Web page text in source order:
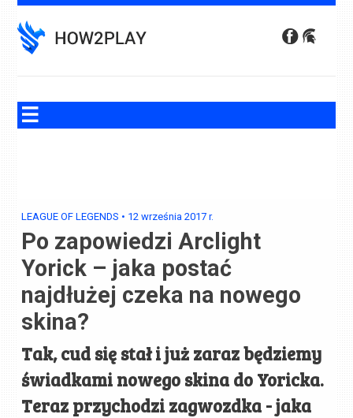
to
content
LEAGUE OF LEGENDS • 12 września 2017 r.
Po zapowiedzi Arclight
Yorick – jaka postać
najdłużej czeka na nowego
skina?
Tak, cud się stał i już zaraz będziemy
świadkami nowego skina do Yoricka.
Teraz przychodzi zagwozdka - jaka